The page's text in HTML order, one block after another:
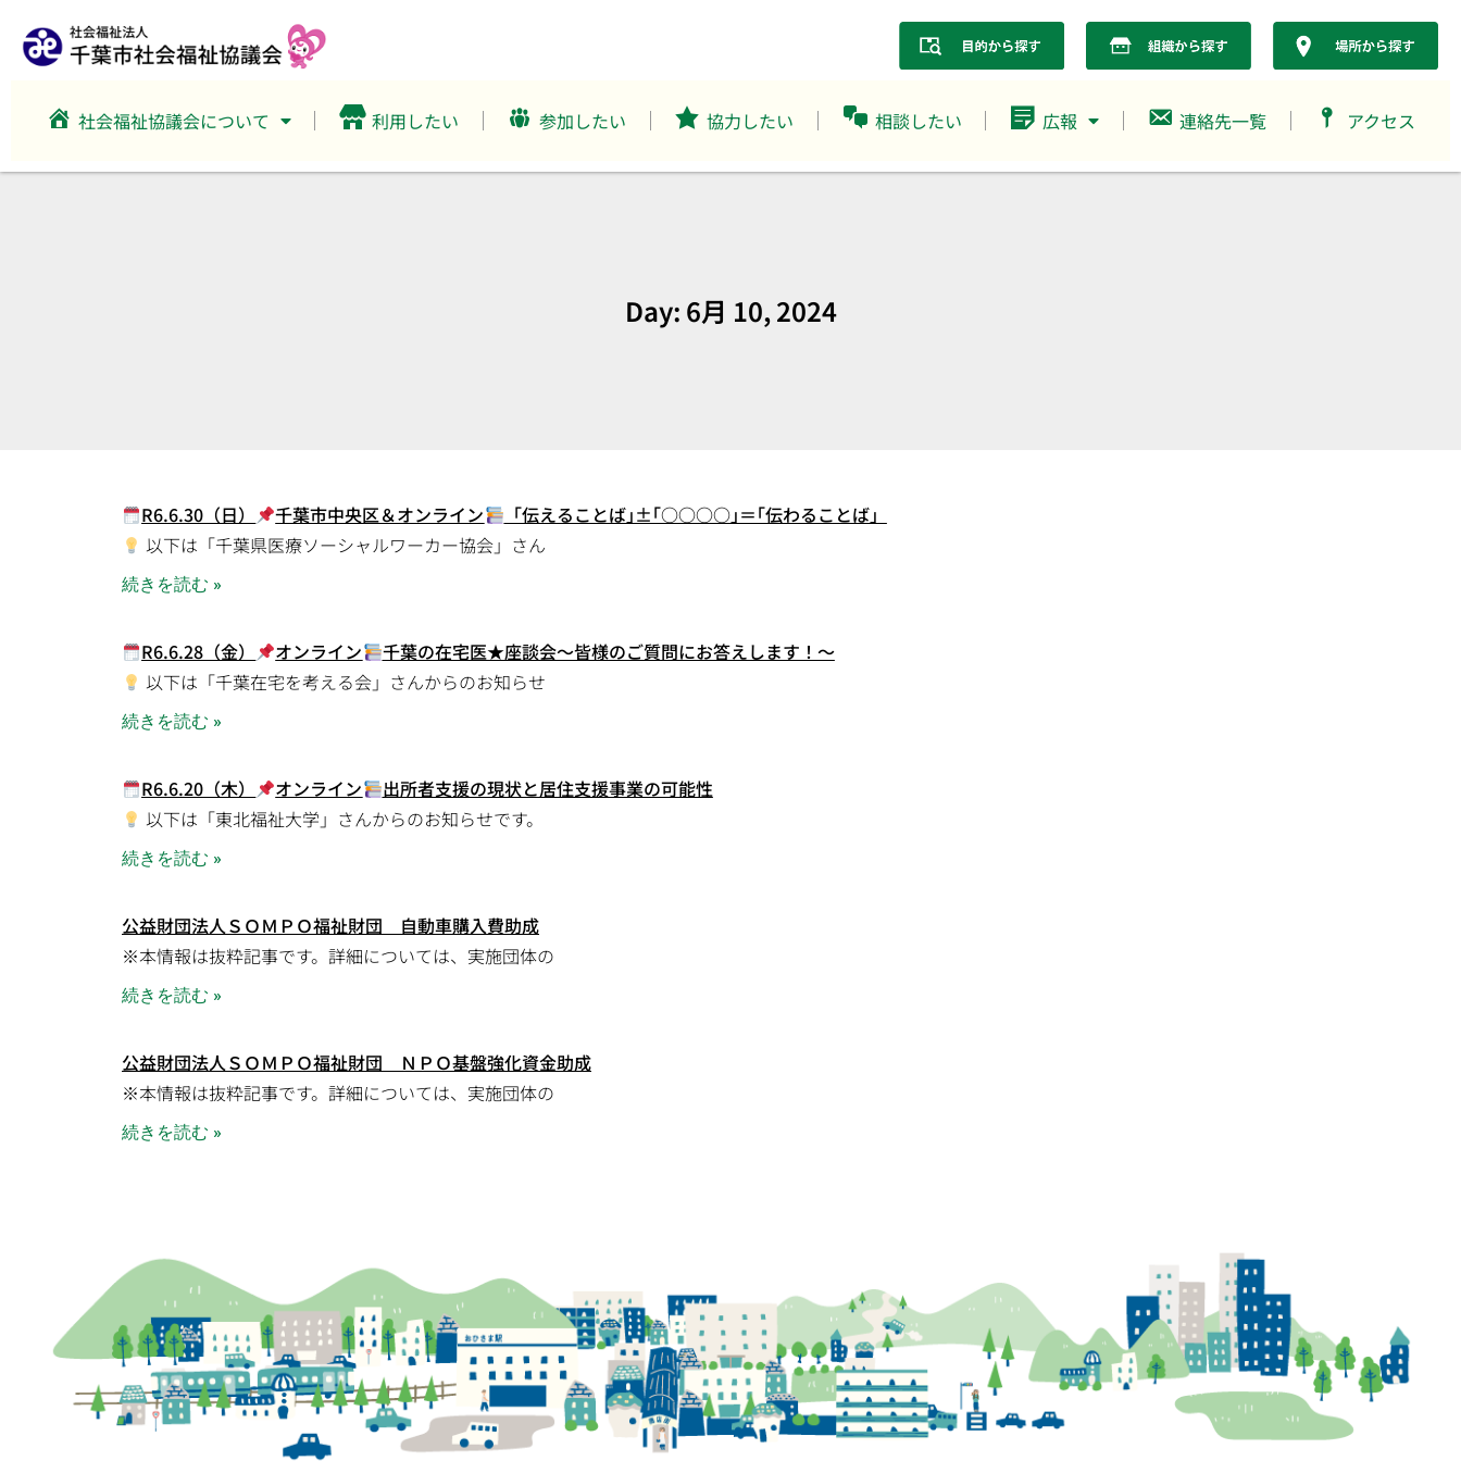
社会福祉協議会について 利用したい 参加したい 協力したい 相談したい 広報 連絡先一覧 アクセス
Day: 6月 10, 2024
R6.6.30（日） 千葉市中央区＆オンライン
「伝えることば｣±｢○○○○｣＝｢伝わることば」
以下は「千葉県医療ソーシャルワーカー協会」さん
続きを読む »
R6.6.28（金） オンライン
千葉の在宅医★座談会～皆様のご質問にお答えします！～
以下は「千葉在宅を考える会」さんからのお知らせ
続きを読む »
R6.6.20（木） オンライン
出所者支援の現状と居住支援事業の可能性
以下は「東北福祉大学」さんからのお知らせです。
続きを読む »
公益財団法人ＳＯＭＰＯ福祉財団 自動車購入費助成
※本情報は抜粋記事です。詳細については、実施団体の
続きを読む »
公益財団法人ＳＯＭＰＯ福祉財団 ＮＰＯ基盤強化資金助成
※本情報は抜粋記事です。詳細については、実施団体の
続きを読む »